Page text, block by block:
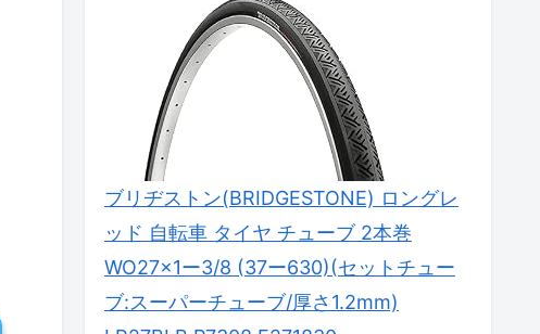
ブリヂストン(BRIDGESTONE) ロングレ
ッド 自転車 タイヤ チューブ 2本巻
WO27×1ー3/8 (37ー630)(セットチュー
ブ:スーパーチューブ/厚さ1.2mm)